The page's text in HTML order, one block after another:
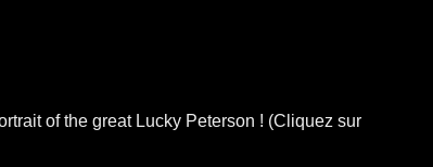
of the great Lucky Peterson ! (Cliquez sur